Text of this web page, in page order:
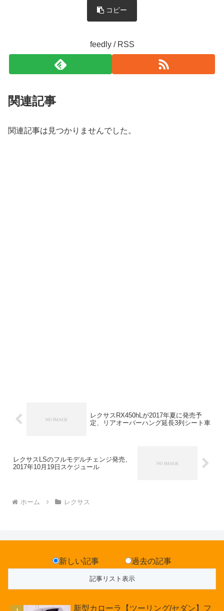
コピー
feedly / RSS
関連記事
関連記事は見つかりませんでした。
レクサスRX450hLが2017年夏に発売予
定、リアオーバーハング延長3列シート車
レクサスLSのフルモデルチェンジ発売、
2017年10月19日スケジュール
ホーム レクサス
新しい記事 過去の記事
新型カローラ【ツーリング/セダン】フ